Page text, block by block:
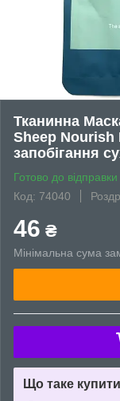
Тканинна
Sheep Nourish
запобігання
Готово до відправки
Код: 74040
46 ₴
Мінімальна сума
Що таке